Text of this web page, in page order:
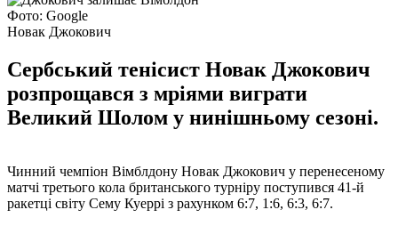
Фото: Google
Новак Джокович
Сербський тенісист Новак Джокович
розпрощався з мріями виграти
Великий Шолом у нинішньому сезоні.
Чинний чемпіон Вімблдону Новак Джокович у перенесеному
матчі третього кола британського турніру поступився 41-й
ракетці світу Сему Куеррі з рахунком 6:7, 1:6, 6:3, 6:7.